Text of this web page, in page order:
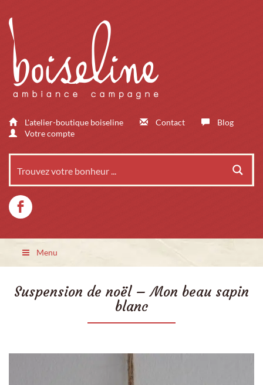
L'atelier-boutique boiseline Contact
Blog
Votre compte
Menu
Suspension de noël – Mon beau sapin
blanc